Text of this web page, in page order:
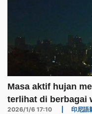
Masa aktif hujan
terlihat di berbagai
2026/1/6 17:10 印尼語